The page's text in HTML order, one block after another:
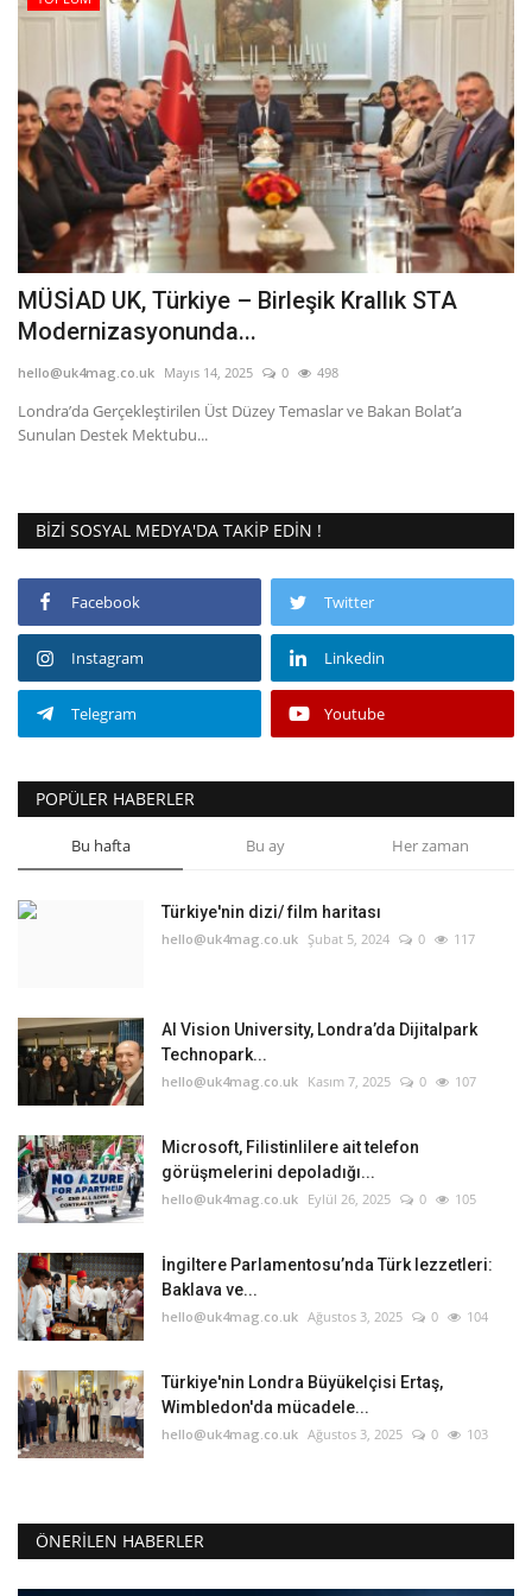
Teknoloji
Hakkımızda
Galeri
İletişim
English Turkish
MÜSİAD UK, Türkiye – Birleşik Krallık STA
Modernizasyonunda...
hello@uk4mag.co.uk Mayıs 14, 2025 0 498
Londra’da Gerçekleştirilen Üst Düzey Temaslar ve Bakan Bolat’a
Sunulan Destek Mektubu...
BIZI SOSYAL MEDYA'DA TAKIP EDIN !
Facebook Twitter
Instagram Linkedin
Telegram Youtube
POPÜLER HABERLER
Bu hafta Bu ay Her zaman
Türkiye'nin dizi/ film haritası
hello@uk4mag.co.uk Şubat 5, 2024 0 117
AI Vision University, Londra’da Dijitalpark
Technopark...
hello@uk4mag.co.uk Kasım 7, 2025 0 107
Microsoft, Filistinlilere ait telefon
görüşmelerini depoladığı...
hello@uk4mag.co.uk Eylül 26, 2025 0 105
İngiltere Parlamentosu’nda Türk lezzetleri:
Baklava ve...
hello@uk4mag.co.uk Ağustos 3, 2025 0 104
Türkiye'nin Londra Büyükelçisi Ertaş,
Wimbledon'da mücadele...
hello@uk4mag.co.uk Ağustos 3, 2025 0 103
ÖNERILEN HABERLER